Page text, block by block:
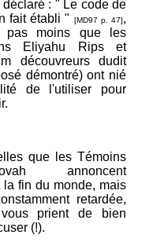
: " Le code de
fait établi "
[MD97 p. 47],
pas moins que les
Eliyahu Rips et
découvreurs dudit
démontré) ont nié
de l'utiliser pour
que les Témoins
annoncent
la fin du monde, mais
retardée,
prient de bien
(!).